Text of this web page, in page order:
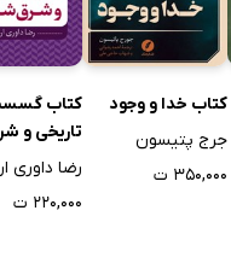
کتاب خدا و وجود
جرج پتیسون
۳۵۰,۰۰۰ ت
کتاب
تاریخی و
شناسی
رضا داوری
۲۲۰,۰۰۰ ت